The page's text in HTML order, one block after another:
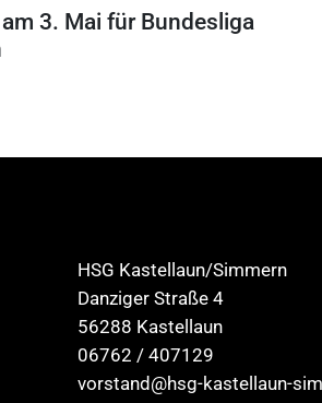
3. Mai für Bundesliga
HSG Kastellaun/Simmern
Danziger Straße 4
56288 Kastellaun
06762 / 407129
vorstand@hsg-kastellaun-